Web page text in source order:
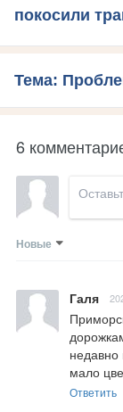
покосили
Тема:
6
Новые
Галя
мало
Ответить